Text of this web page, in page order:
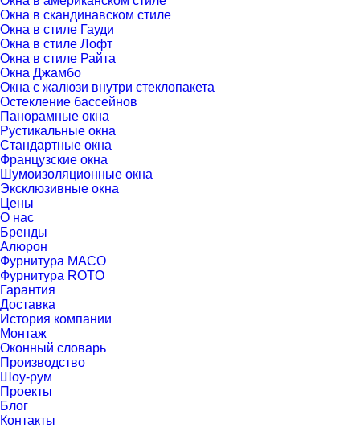
Окна в скандинавском стиле
Окна в стиле Гауди
Окна в стиле Лофт
Окна в стиле Райта
Окна Джамбо
Окна с жалюзи внутри стеклопакета
Остекление бассейнов
Панорамные окна
Рустикальные окна
Стандартные окна
Французские окна
Шумоизоляционные окна
Эксклюзивные окна
Цены
О нас
Бренды
Алюрон
Фурнитура MACO
Фурнитура ROTO
Гарантия
Доставка
История компании
Монтаж
Оконный словарь
Производство
Шоу-рум
Проекты
Блог
Контакты